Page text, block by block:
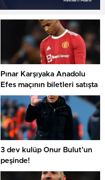
Pınar Karşıyaka Anadolu
Efes maçının biletleri satışta
3 dev kulüp Onur Bulut’un
peşinde!